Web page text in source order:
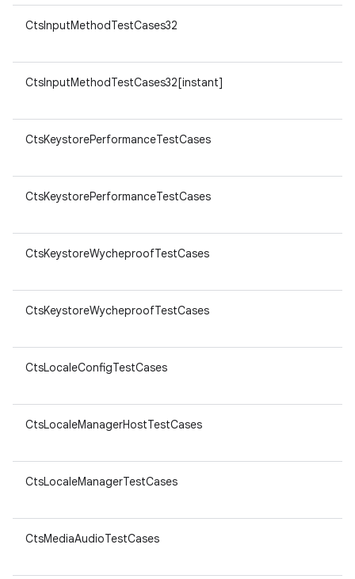
CtsInputMethodTestCases32
CtsInputMethodTestCases32[instant]
CtsKeystorePerformanceTestCases
CtsKeystorePerformanceTestCases
CtsKeystoreWycheproofTestCases
CtsKeystoreWycheproofTestCases
CtsLocaleConfigTestCases
CtsLocaleManagerHostTestCases
CtsLocaleManagerTestCases
CtsMediaAudioTestCases